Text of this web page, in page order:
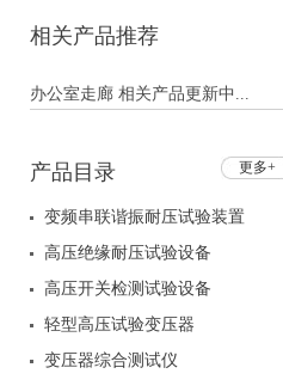
相关产品推荐
办公室走廊 相关产品更新中...
更多+
产品目录
变频串联谐振耐压试验装置
高压绝缘耐压试验设备
高压开关检测试验设备
轻型高压试验变压器
变压器综合测试仪